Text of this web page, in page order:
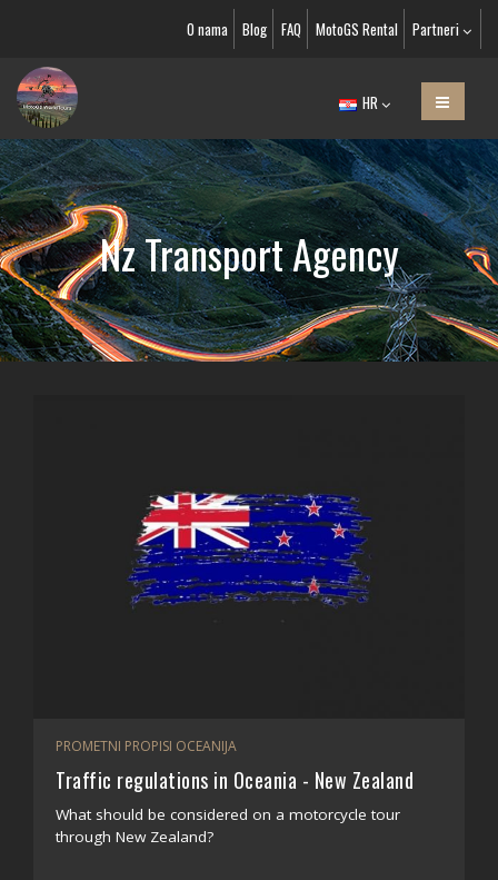
O nama Blog FAQ MotoGS Rental Partneri
HR
Nz Transport Agency
PROMETNI PROPISI OCEANIJA
Traffic regulations in Oceania - New Zealand
What should be considered on a motorcycle tour
through New Zealand?